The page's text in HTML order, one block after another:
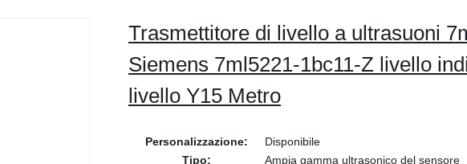
Trasmettitore di livello a ultrasuoni
Siemens 7ml5221-1bc11-Z livello
livello Y15 Metro
Personalizzazione:
Disponibile
Tipo:
Ampia gamma ultrasonico del sensore